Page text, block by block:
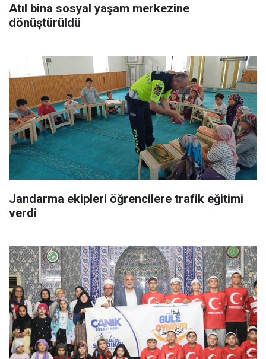
Atıl bina sosyal yaşam merkezine
dönüştürüldü
Jandarma ekipleri öğrencilere trafik eğitimi
verdi